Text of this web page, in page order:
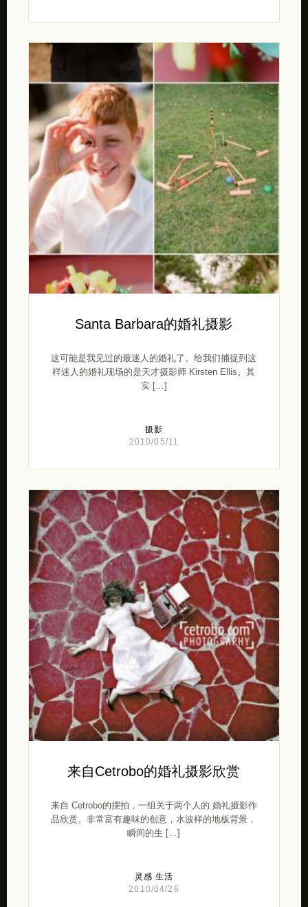
Santa Barbara的婚礼摄影
这可能是我见过的最迷人的婚礼了。给我们捕捉到这
样迷人的婚礼现场的是天才摄影师 Kirsten Ellis。其
实 […]
摄影
2010/05/11
来自Cetrobo的婚礼摄影欣赏
来自 Cetrobo的摆拍，一组关于两个人的 婚礼摄影作
品欣赏。非常富有趣味的创意，水波样的地板背景，
瞬间的生 […]
灵感 生活
2010/04/26